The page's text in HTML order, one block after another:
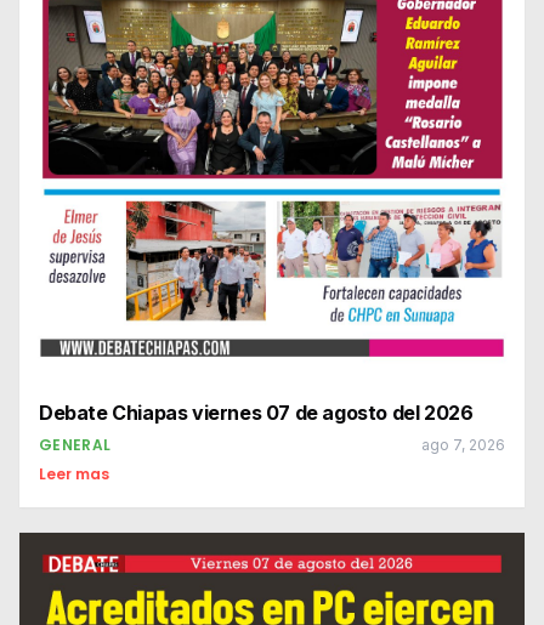
Debate Chiapas viernes 07 de agosto del 2026
GENERAL ago 7, 2026
Leer mas